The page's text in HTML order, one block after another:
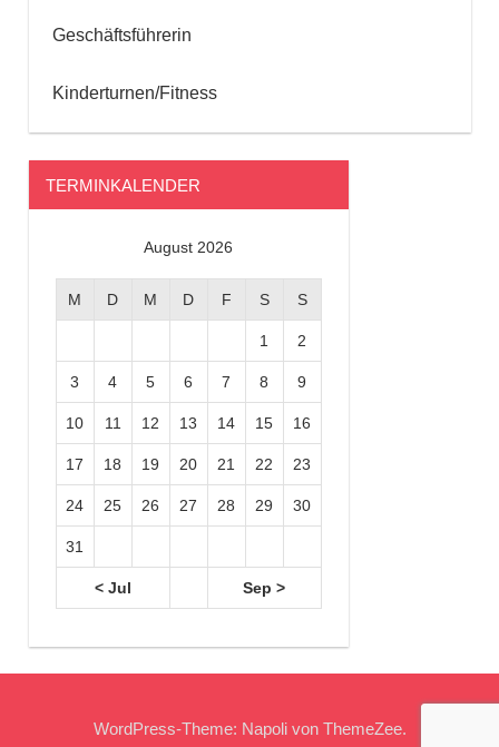
Geschäftsführerin
Kinderturnen/Fitness
TERMINKALENDER
August 2026
M D M D F S S
1 2
3 4 5 6 7 8 9
10 11 12 13 14 15 16
17 18 19 20 21 22 23
24 25 26 27 28 29 30
31
< Jul Sep >
WordPress-Theme: Napoli von ThemeZee.